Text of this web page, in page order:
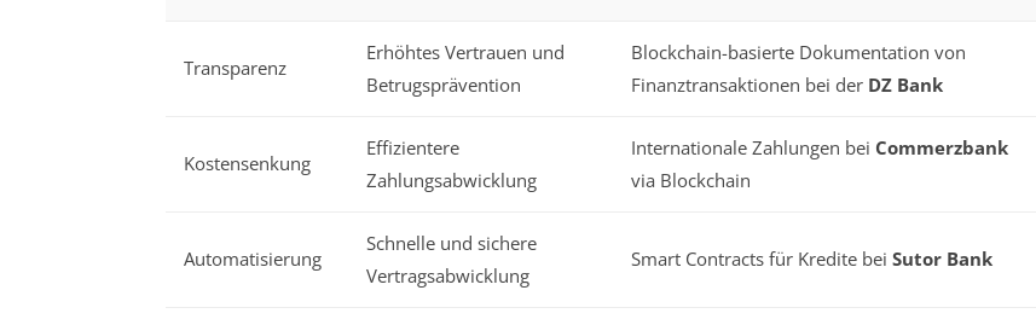
Transparenz
Erhöhtes Vertrauen und
Betrugsprävention
Blockchain-basierte Dokumentation von
Finanztransaktionen bei der DZ Bank
Kostensenkung
Effizientere
Zahlungsabwicklung
Internationale Zahlungen bei Commerzbank
via Blockchain
Automatisierung
Schnelle und sichere
Vertragsabwicklung
Smart Contracts für Kredite bei Sutor Bank